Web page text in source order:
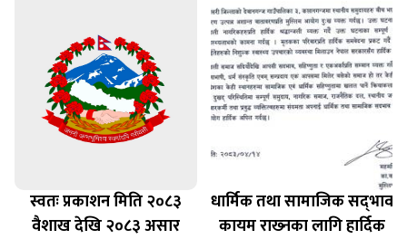
स्वतः प्रकाशन मिति २०८३
वैशाख देखि २०८३ असार
धार्मिक तथा सामाजिक सद्‍भाव
कायम राख्‍नका लागि हार्दिक